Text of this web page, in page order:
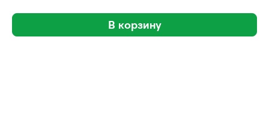
В корзину